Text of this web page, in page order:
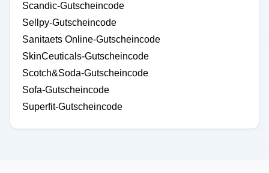
Scandic-Gutscheincode
Sellpy-Gutscheincode
Sanitaets Online-Gutscheincode
SkinCeuticals-Gutscheincode
Scotch&Soda-Gutscheincode
Sofa-Gutscheincode
Superfit-Gutscheincode